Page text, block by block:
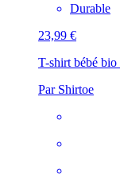
Durable
23,99 €
T-shirt bébé bio
Par Shirtoe